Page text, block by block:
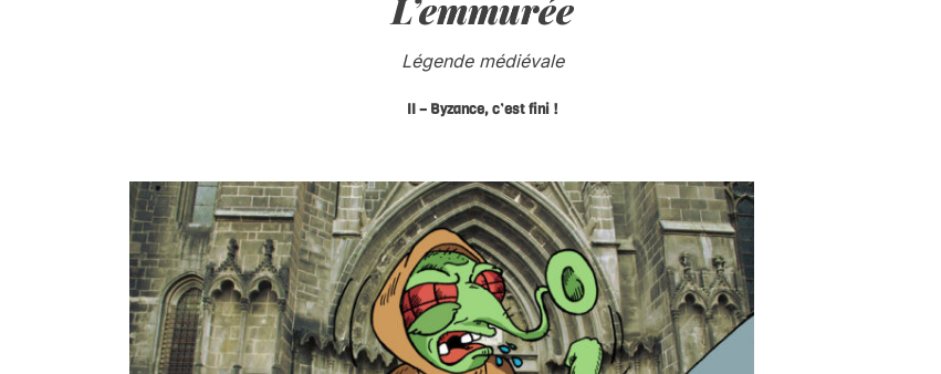
Légende médiévale
II – Byzance, c’est fini !